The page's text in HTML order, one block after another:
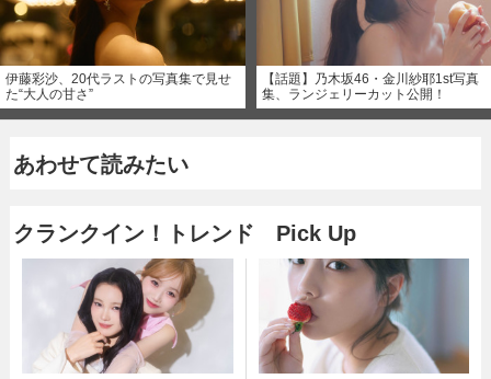
伊藤彩沙、20代ラストの写真集で見せ
た“大人の甘さ”
【話題】乃木坂46・金川紗耶1st写真
集、ランジェリーカット公開！
あわせて読みたい
クランクイン！トレンド Pick Up